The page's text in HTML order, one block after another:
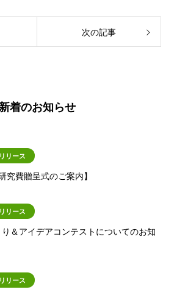
次の記事
着のお知らせ
リース
究費贈呈式のご案内】
リース
り＆アイデアコンテストについてのお知
リース